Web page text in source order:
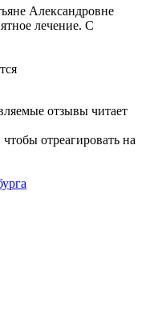
Александровне
лечение. С
отзывы читает
отреагировать на